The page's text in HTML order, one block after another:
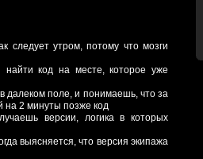
следует утром, потому что мозги
код на месте, которое уже
далеком поле, и понимаешь, что за
на 2 минуты позже код
версии, логика в которых
выясняется, что версия экипажа